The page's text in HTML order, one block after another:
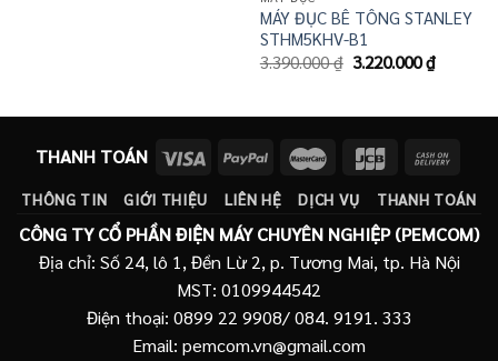
MÁY ĐỤC BÊ TÔNG STANLEY
STHM5KHV-B1
3.390.000₫ Giá
3.220.000₫Giá
THANH TOÁN
THÔNG TIN GIỚI THIỆU LIÊN HỆ DỊCH VỤ THANH TOÁN
CÔNG TY CỔ PHẦN ĐIỆN MÁY CHUYÊN NGHIỆP (PEMCOM)
Địa chỉ: Số 24, lô 1, Đền Lừ 2, p. Tương Mai, tp. Hà Nội
MST: 0109944542
Điện thoại: 0899 22 9908/ 084. 9191. 333
Email: pemcom.vn@gmail.com